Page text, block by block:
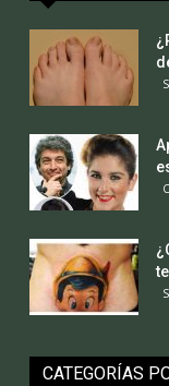
CATEGORÍAS